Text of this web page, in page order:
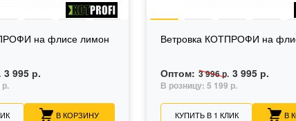
на флисе лимон
3 995 р.
В КОРЗИНУ
Ветровка КОТПРОФИ на
Оптом: 3 996 р. 3 995 р.
В розницу:5 199 р.
КУПИТЬ В 1 КЛИК В